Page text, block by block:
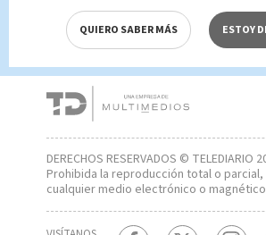
DERECHOS RESERVADOS © TELEDIARIO
Prohibida la reproducción total o
cualquier medio electrónico o
QUIERO SABER MÁS ESTOY